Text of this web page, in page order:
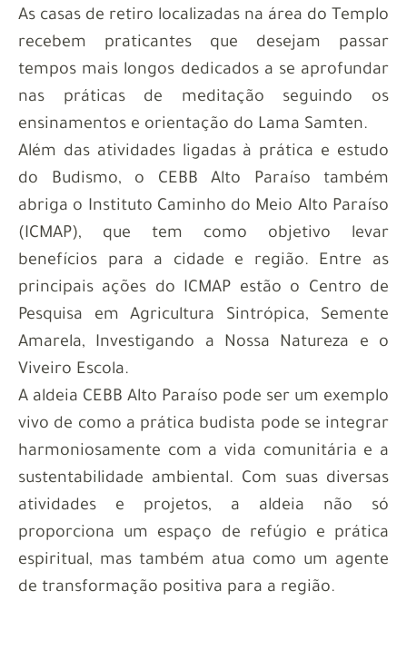
As casas de retiro localizadas na área do Templo
recebem praticantes que desejam passar
tempos mais longos dedicados a se aprofundar
nas práticas de meditação seguindo os
ensinamentos e orientação do Lama Samten.
Além das atividades ligadas à prática e estudo
do Budismo, o CEBB Alto Paraíso também
abriga o Instituto Caminho do Meio Alto Paraíso
(ICMAP), que tem como objetivo levar
benefícios para a cidade e região. Entre as
principais ações do ICMAP estão o Centro de
Pesquisa em Agricultura Sintrópica, Semente
Amarela, Investigando a Nossa Natureza e o
Viveiro Escola.
A aldeia CEBB Alto Paraíso pode ser um exemplo
vivo de como a prática budista pode se integrar
harmoniosamente com a vida comunitária e a
sustentabilidade ambiental. Com suas diversas
atividades e projetos, a aldeia não só
proporciona um espaço de refúgio e prática
espiritual, mas também atua como um agente
de transformação positiva para a região.